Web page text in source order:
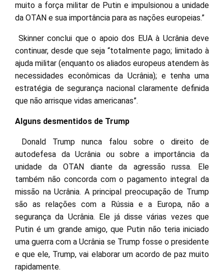
muito a força militar de Putin e impulsionou a unidade
da OTAN e sua importância para as nações europeias.”
Skinner conclui que o apoio dos EUA à Ucrânia deve
continuar, desde que seja “totalmente pago; limitado à
ajuda militar (enquanto os aliados europeus atendem às
necessidades econômicas da Ucrânia); e tenha uma
estratégia de segurança nacional claramente definida
que não arrisque vidas americanas”.
Alguns desmentidos de Trump
Donald Trump nunca falou sobre o direito de
autodefesa da Ucrânia ou sobre a importância da
unidade da OTAN diante da agressão russa. Ele
também não concorda com o pagamento integral da
missão na Ucrânia. A principal preocupação de Trump
são as relações com a Rússia e a Europa, não a
segurança da Ucrânia. Ele já disse várias vezes que
Putin é um grande amigo, que Putin não teria iniciado
uma guerra com a Ucrânia se Trump fosse o presidente
e que ele, Trump, vai elaborar um acordo de paz muito
rapidamente.